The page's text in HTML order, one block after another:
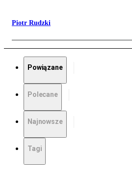
Piotr Rudzki
Powiązane
Polecane
Najnowsze
Tagi